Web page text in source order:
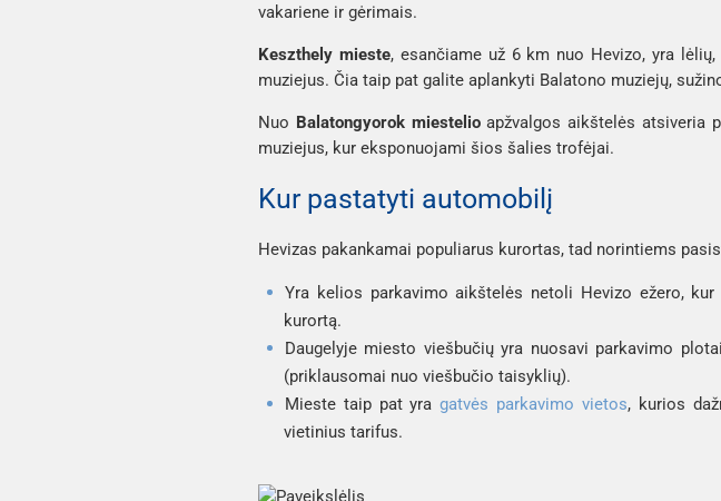
vakariene ir gėrimais.
Keszthely mieste, esančiame už 6 km nuo Hevizo, yra
muziejus. Čia taip pat galite aplankyti Balatono muziejų,
Nuo Balatongyorok miestelioapžvalgos aikštelės atsiveria
muziejus, kur eksponuojami šios šalies trofėjai.
Kur pastatyti automobilį
Hevizas pakankamai populiarus kurortas, tad norintiems
Yra kelios parkavimo aikštelės netoli Hevizo ežero,
kurortą.
Daugelyje miesto viešbučių yra nuosavi parkavimo
(priklausomai nuo viešbučio taisyklių).
Mieste taip pat yragatvės parkavimo vietos, kurios
vietinius tarifus.